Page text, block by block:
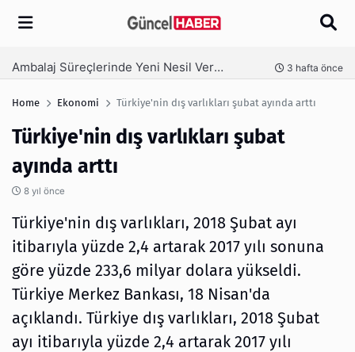
Arama
Ambalaj Süreçlerinde Yeni Nesil Verimliliği Olimpack ile Yakalayın 3 hafta önce
Home Ekonomi Türkiye'nin dış varlıkları şubat ayında arttı
Türkiye'nin dış varlıkları şubat
ayında arttı
8 yıl önce
Türkiye'nin dış varlıkları, 2018 Şubat ayı
itibarıyla yüzde 2,4 artarak 2017 yılı sonuna
göre yüzde 233,6 milyar dolara yükseldi.
Türkiye Merkez Bankası, 18 Nisan'da
açıklandı. Türkiye dış varlıkları, 2018 Şubat
ayı itibarıyla yüzde 2,4 artarak 2017 yılı